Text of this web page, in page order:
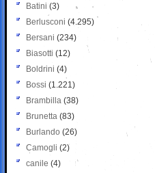
Batini (3)
Berlusconi (4.295)
Bersani (234)
Biasotti (12)
Boldrini (4)
Bossi (1.221)
Brambilla (38)
Brunetta (83)
Burlando (26)
Camogli (2)
canile (4)